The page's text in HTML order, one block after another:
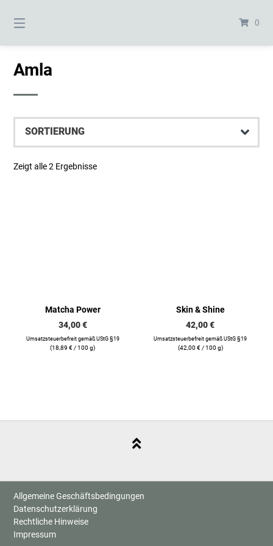
zum
Inhalt
0
Amla
Zeigt alle 2 Ergebnisse
Matcha Power
34,00€
Umsatzsteuerbefreit gemäß UStG §19
(18,89€ / 100 g)
Skin & Shine
42,00€
Umsatzsteuerbefreit gemäß UStG §19
(42,00 € / 100 g)
Allgemeine Geschäftsbedingungen
Datenschutzerklärung
Rechtliche Hinweise
Impressum